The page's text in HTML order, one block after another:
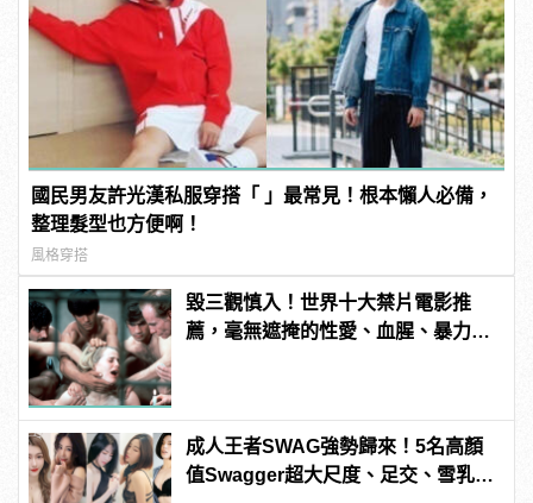
國民男友許光漢私服穿搭「 」最常見！根本懶人必備，
整理髮型也方便啊！
風格穿搭
毀三觀慎入！世界十大禁片電影推
薦，毫無遮掩的性愛、血腥、暴力、
成人王者SWAG強勢歸來！5名高顏
值Swagger超大尺度、足交、雪乳、